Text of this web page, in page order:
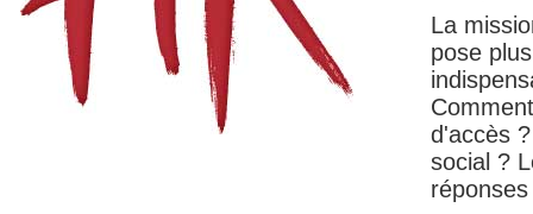
La
pose
d'accès
social ?